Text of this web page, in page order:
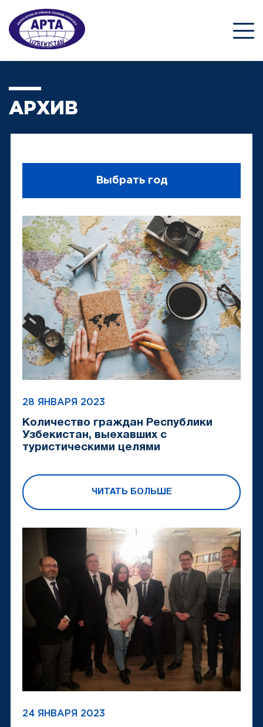
АРХИВ
28 ЯНВАРЯ 2023
Количество граждан Республики
Узбекистан, выехавших с
туристическими целями
ЧИТАТЬ БОЛЬШЕ
24 ЯНВАРЯ 2023
Выбрать год